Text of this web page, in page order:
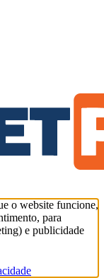
o website funcione,
para
e publicidade